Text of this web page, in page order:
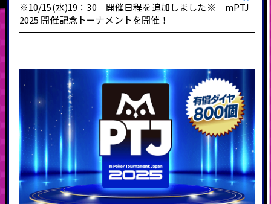
※10/15(水)19：30 開催日程を追加しました※ mPTJ
2025 開催記念トーナメントを開催！